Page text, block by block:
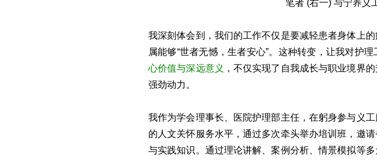
笔者 (右一) 与宁养义
我深刻体会到，我们的工作不仅是要减轻患者身体上
属能够“世者无憾，生者安心”。这种转变，让我对护
心价值与深远意义 ，不仅实现了自我成长与职业境界
强劲动力。
我作为学会理事长、医院护理部主任，在躬身参与义
的人文关怀服务水平，通过多次牵头举办培训班，邀
与实践知识。通过理论讲解、案例分析、情景模拟等